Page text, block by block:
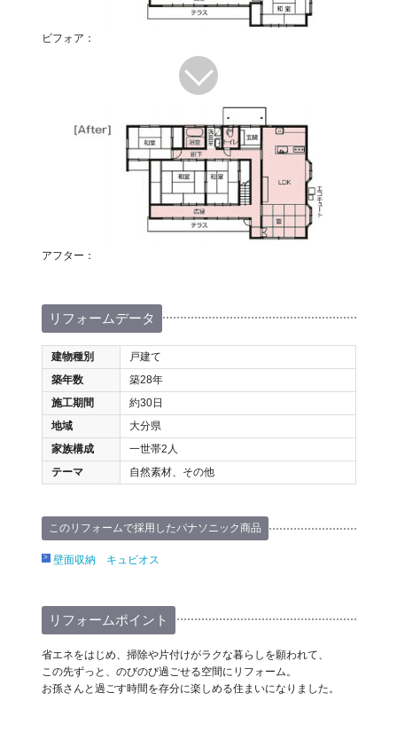
ビフォア：
アフター：
リフォームデータ
建物種別
戸建て
築年数
築28年
施工期間
約30日
地域
大分県
家族構成
一世帯2人
テーマ
自然素材、その他
このリフォームで採用したパナソニック商品
壁面収納 キュビオス
リフォームポイント
省エネをはじめ、掃除や片付けがラクな暮らしを願われて、
この先ずっと、のびのび過ごせる空間にリフォーム。
お孫さんと過ごす時間を存分に楽しめる住まいになりました。